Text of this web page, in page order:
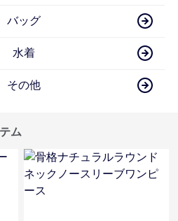
バッグ
水着
その他
ム